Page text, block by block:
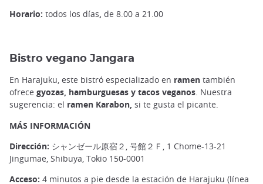
Horario: todos los días, de 8.00 a 21.00
Bistro vegano Jangara
En Harajuku, este bistró especializado en ramen también
ofrece gyozas, hamburguesas y tacos veganos. Nuestra
sugerencia: el ramen Karabon, si te gusta el picante.
MÁS INFORMACIÓN
Dirección: シャンゼール原宿２, 号館２Ｆ, 1 Chome-13-21
Jingumae, Shibuya, Tokio 150-0001
Acceso: 4 minutos a pie desde la estación de Harajuku (línea